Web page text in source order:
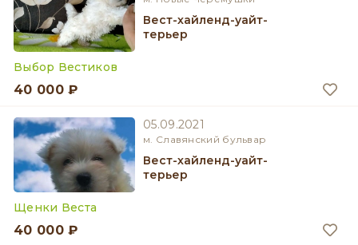
Вест-хайленд-уайт-
терьер
Выбор Вестиков
40 000 ₽
05.09.2021
м. Славянский бульвар
Вест-хайленд-уайт-
терьер
Щенки Веста
40 000 ₽